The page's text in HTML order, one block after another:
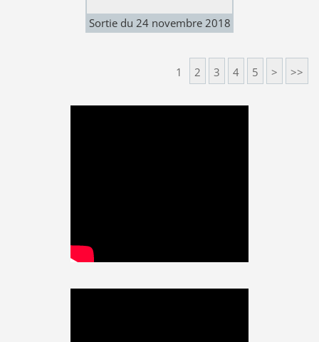
Sortie du 24 novembre 2018
1 2 3 4 5 > >>